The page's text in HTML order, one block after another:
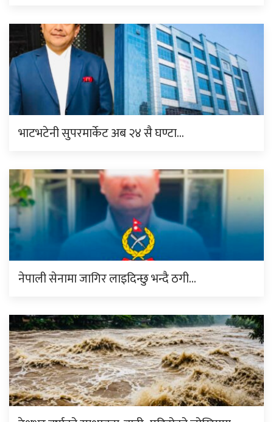
भाटभटेनी सुपरमार्केट अब २४ सै घण्टा…
नेपाली सेनामा जागिर लाइदिन्छु भन्दै ठगी…